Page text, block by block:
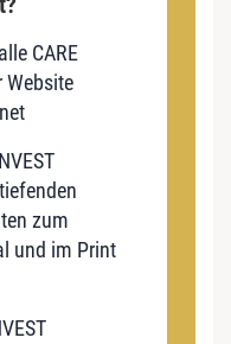
CARE
Website
zum
und im Print